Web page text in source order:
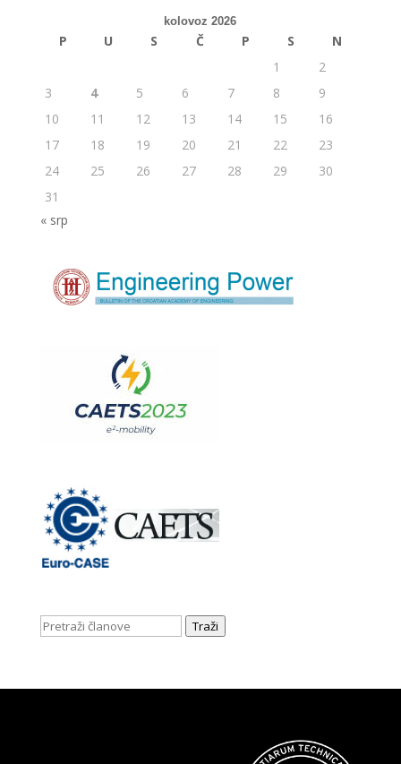
kolovoz 2026
P U S Č P S
N
1
2
3
4 5 6 7 8
9
10
11 12 13 14 15
16
17
18 19 20 21 22
23
24
25 26 27 28 29
30
31
« srp
Traži